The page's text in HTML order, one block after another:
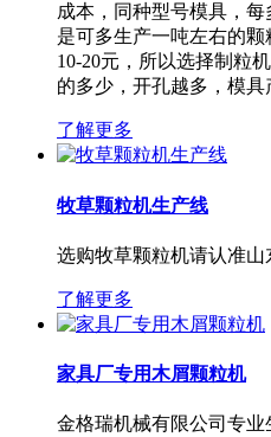
成本，同种型号模具，
是可多生产一吨左右的
10-20元，所以选择制粒
的多少，开孔越多，模具
了解更多
牧草颗粒机生产线
选购牧草颗粒机请认准山
了解更多
家具厂专用木屑颗粒机
金格瑞机械有限公司专业